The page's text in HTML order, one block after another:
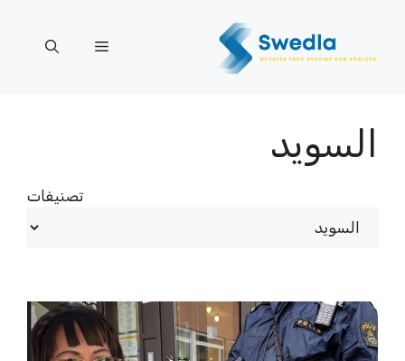
المحتوى
القائمة
السويد
تصنيفات